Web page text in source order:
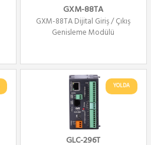
GXM-88TA
GXM-88TA Dijital Giriş / Çıkış
Genişleme Modülü
YOLDA
GLC-296T